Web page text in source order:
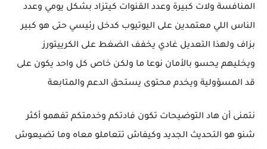
المنافسة ولات كبيرة وعدد القنوات كيتزاد بشكل يومي وعدد
الناس اللي معتمدين على اليوتيوب كدخل رئيسي حتى هو كبير
بزاف ولهذا التعديل غادي يخفف الضغط على الكرييتورز
ويخليهم يحسو بالأمان نوعا ما ولكن خاص كل واحد يكون على
قد المسؤولية ويخدم محتوى يستحق الدعم والمتابعة
نتمنى أن هاد التوضيحات تكون فادتكم وخدمتكم تفهمو أكثر
شنو هو التحديث الجديد وكيفاش تتعاملو معاه وما تضيعوش